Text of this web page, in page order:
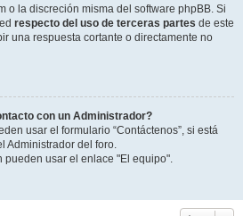
o la discreción misma del software phpBB. Si
respecto del uso de terceras partes de este
una respuesta cortante o directamente no
con un Administrador?
usar el formulario “Contáctenos”, si está
Administrador del foro.
pueden usar el enlace "El equipo".